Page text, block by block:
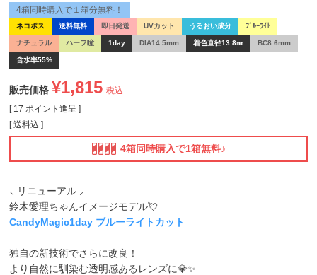
ネコポス 送料無料 即日発送 UVカット うるおい成分 ﾌﾞﾙｰﾗｲﾄ
ナチュラル ハーフ瞳 1day DIA14.5mm 着色直径13.8㎜ BC8.6mm
含水率55%
4箱同時購入で１箱分無料！
販売価格 ¥1,815 税込
[ 17 ポイント進呈 ]
送料込
4箱同時購入で1箱無料♪
⸜ リニューアル ⸝
鈴木愛理ちゃんイメージモデル💘
CandyMagic1day ブルーライトカット
独自の新技術でさらに改良！
より自然に馴染む透明感あるレンズに💎✨